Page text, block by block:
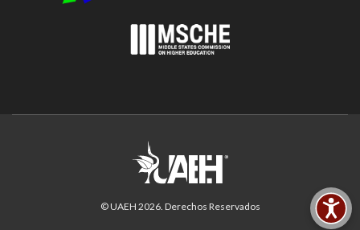
© UAEH 2026. Derechos Reservados